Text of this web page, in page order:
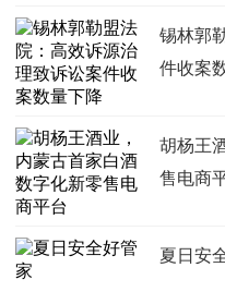
锡林郭
件收案
胡杨王
售电商
夏日安